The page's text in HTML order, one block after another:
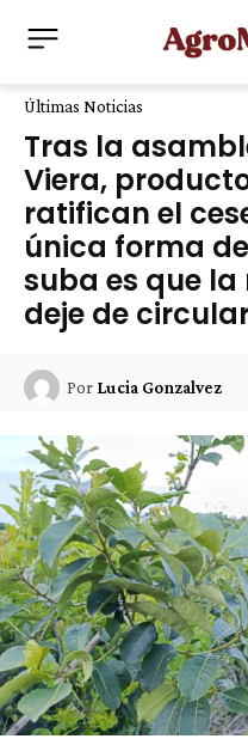
Últimas Noticias
Tras la
Viera,
ratifican el
única forma
suba es que
deje de
Por Lucia Gonzalvez